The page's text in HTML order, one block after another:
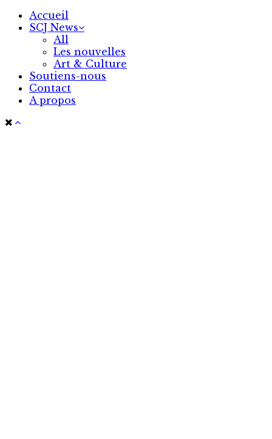
Accueil
SCJ News
All
Les nouvelles
Art & Culture
Soutiens-nous
Contact
A propos